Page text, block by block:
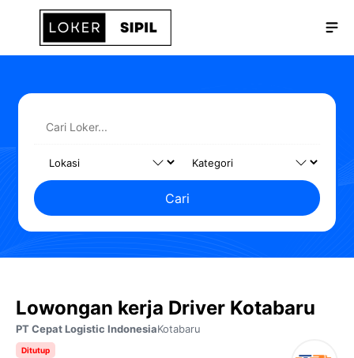
Langsung
Cari
Lowongan kerja Driver Kotabaru
PT Cepat Logistic IndonesiaKotabaru
Ditutup